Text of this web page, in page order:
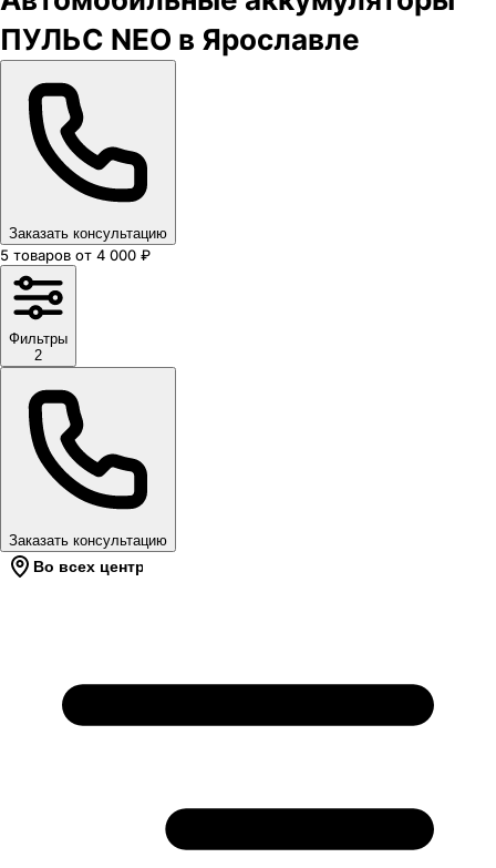
ПУЛЬС NEO в Ярославле
Заказать консультацию
5 товаров от 4 000 ₽
Фильтры
2
Заказать консультацию
Во всех центрах